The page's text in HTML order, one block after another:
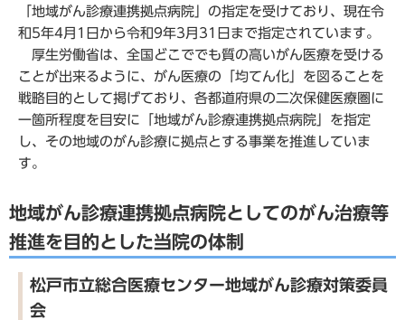
「地域がん診療連携拠点病院」の指定を受けており、現在令
和5年4月1日から令和9年3月31日まで指定されています。
厚生労働省は、全国どこででも質の高いがん医療を受ける
ことが出来るように、がん医療の「均てん化」を図ることを
戦略目的として掲げており、各都道府県の二次保健医療圏に
一箇所程度を目安に「地域がん診療連携拠点病院」を指定
し、その地域のがん診療に拠点とする事業を推進していま
す。
地域がん診療連携拠点病院としてのがん治療等
推進を目的とした当院の体制
松戸市立総合医療センター地域がん診療対策委員
会